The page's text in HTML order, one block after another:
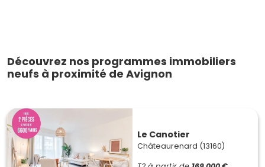
Découvrez nos programmes immobiliers
neufs à proximité de Avignon
Le Canotier
Châteaurenard (13160)